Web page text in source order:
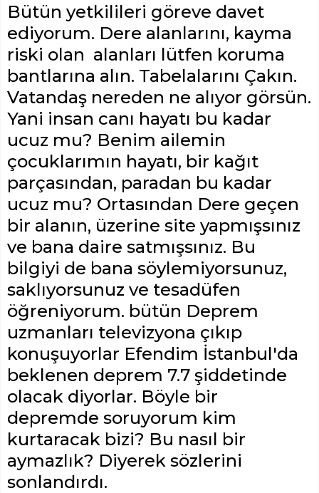
Bütün yetkilileri göreve davet
ediyorum. Dere alanlarını, kayma
riski olan alanları lütfen koruma
bantlarına alın. Tabelalarını Çakın.
Vatandaş nereden ne alıyor görsün.
Yani insan canı hayatı bu kadar
ucuz mu? Benim ailemin
çocuklarımın hayatı, bir kağıt
parçasından, paradan bu kadar
ucuz mu? Ortasından Dere geçen
bir alanın, üzerine site yapmışsınız
ve bana daire satmışsınız. Bu
bilgiyi de bana söylemiyorsunuz,
saklıyorsunuz ve tesadüfen
öğreniyorum. bütün Deprem
uzmanları televizyona çıkıp
konuşuyorlar Efendim İstanbul'da
beklenen deprem 7.7 şiddetinde
olacak diyorlar. Böyle bir
depremde soruyorum kim
kurtaracak bizi? Bu nasıl bir
aymazlık? Diyerek sözlerini
sonlandırdı.